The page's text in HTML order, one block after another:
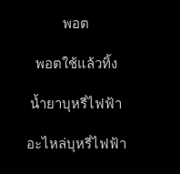
พอต
พอตใช้แล้วทิ้ง
น้ำยาบุหรี่ไฟฟ้า
อะไหล่บุหรี่ไฟฟ้า